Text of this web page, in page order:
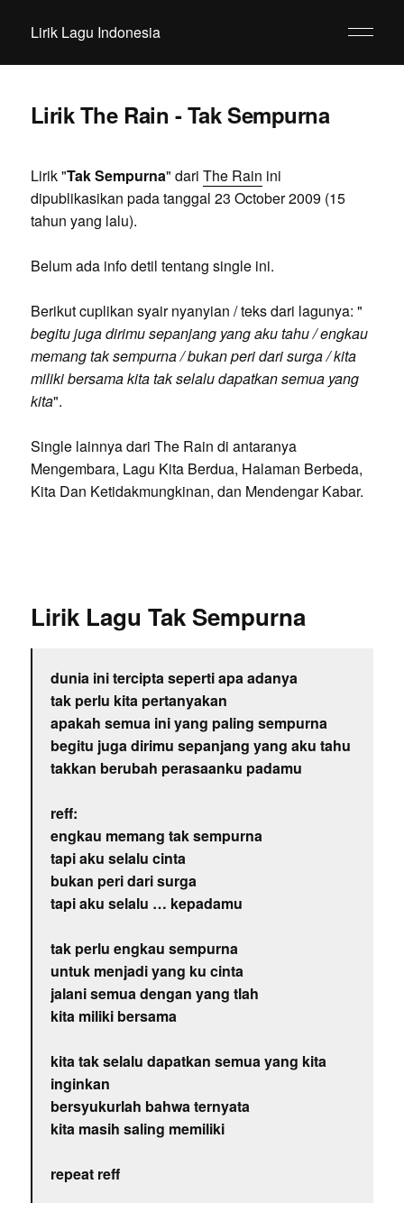
Lirik Lagu Indonesia
Lirik The Rain - Tak Sempurna
Lirik "Tak Sempurna" dari The Rain ini
dipublikasikan pada tanggal 23 October 2009 (15
tahun yang lalu).
Belum ada info detil tentang single ini.
Berikut cuplikan syair nyanyian / teks dari lagunya: "
begitu juga dirimu sepanjang yang aku tahu / engkau
memang tak sempurna / bukan peri dari surga / kita
miliki bersama kita tak selalu dapatkan semua yang
kita".
Single lainnya dari The Rain di antaranya
Mengembara, Lagu Kita Berdua, Halaman Berbeda,
Kita Dan Ketidakmungkinan, dan Mendengar Kabar.
Lirik Lagu Tak Sempurna
dunia ini tercipta seperti apa adanya
tak perlu kita pertanyakan
apakah semua ini yang paling sempurna
begitu juga dirimu sepanjang yang aku tahu
takkan berubah perasaanku padamu
reff:
engkau memang tak sempurna
tapi aku selalu cinta
bukan peri dari surga
tapi aku selalu … kepadamu
tak perlu engkau sempurna
untuk menjadi yang ku cinta
jalani semua dengan yang tlah
kita miliki bersama
kita tak selalu dapatkan semua yang kita
inginkan
bersyukurlah bahwa ternyata
kita masih saling memiliki
repeat reff